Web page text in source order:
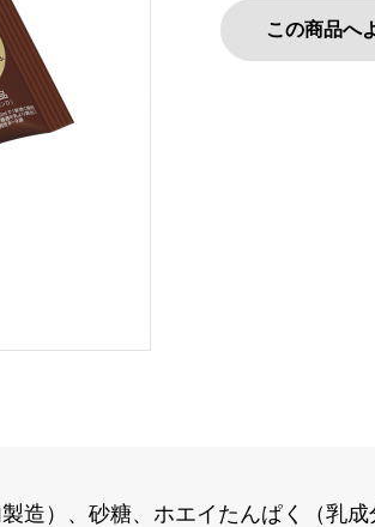
この商品へ
造）、砂糖、ホエイたんぱく（乳